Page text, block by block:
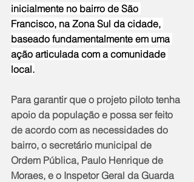
inicialmente no bairro de São
Francisco, na Zona Sul da cidade,
baseado fundamentalmente em uma
ação articulada com a comunidade
local.
Para garantir que o projeto piloto tenha
apoio da população e possa ser feito
de acordo com as necessidades do
bairro, o secretário municipal de
Ordem Pública, Paulo Henrique de
Moraes, e o Inspetor Geral da Guarda